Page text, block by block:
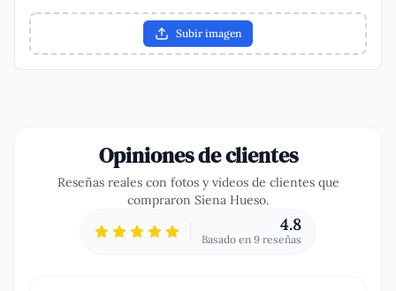
Subir imagen
Opiniones de clientes
Reseñas reales con fotos y videos de clientes que
compraron Siena Hueso.
4.8
Basado en 9 reseñas